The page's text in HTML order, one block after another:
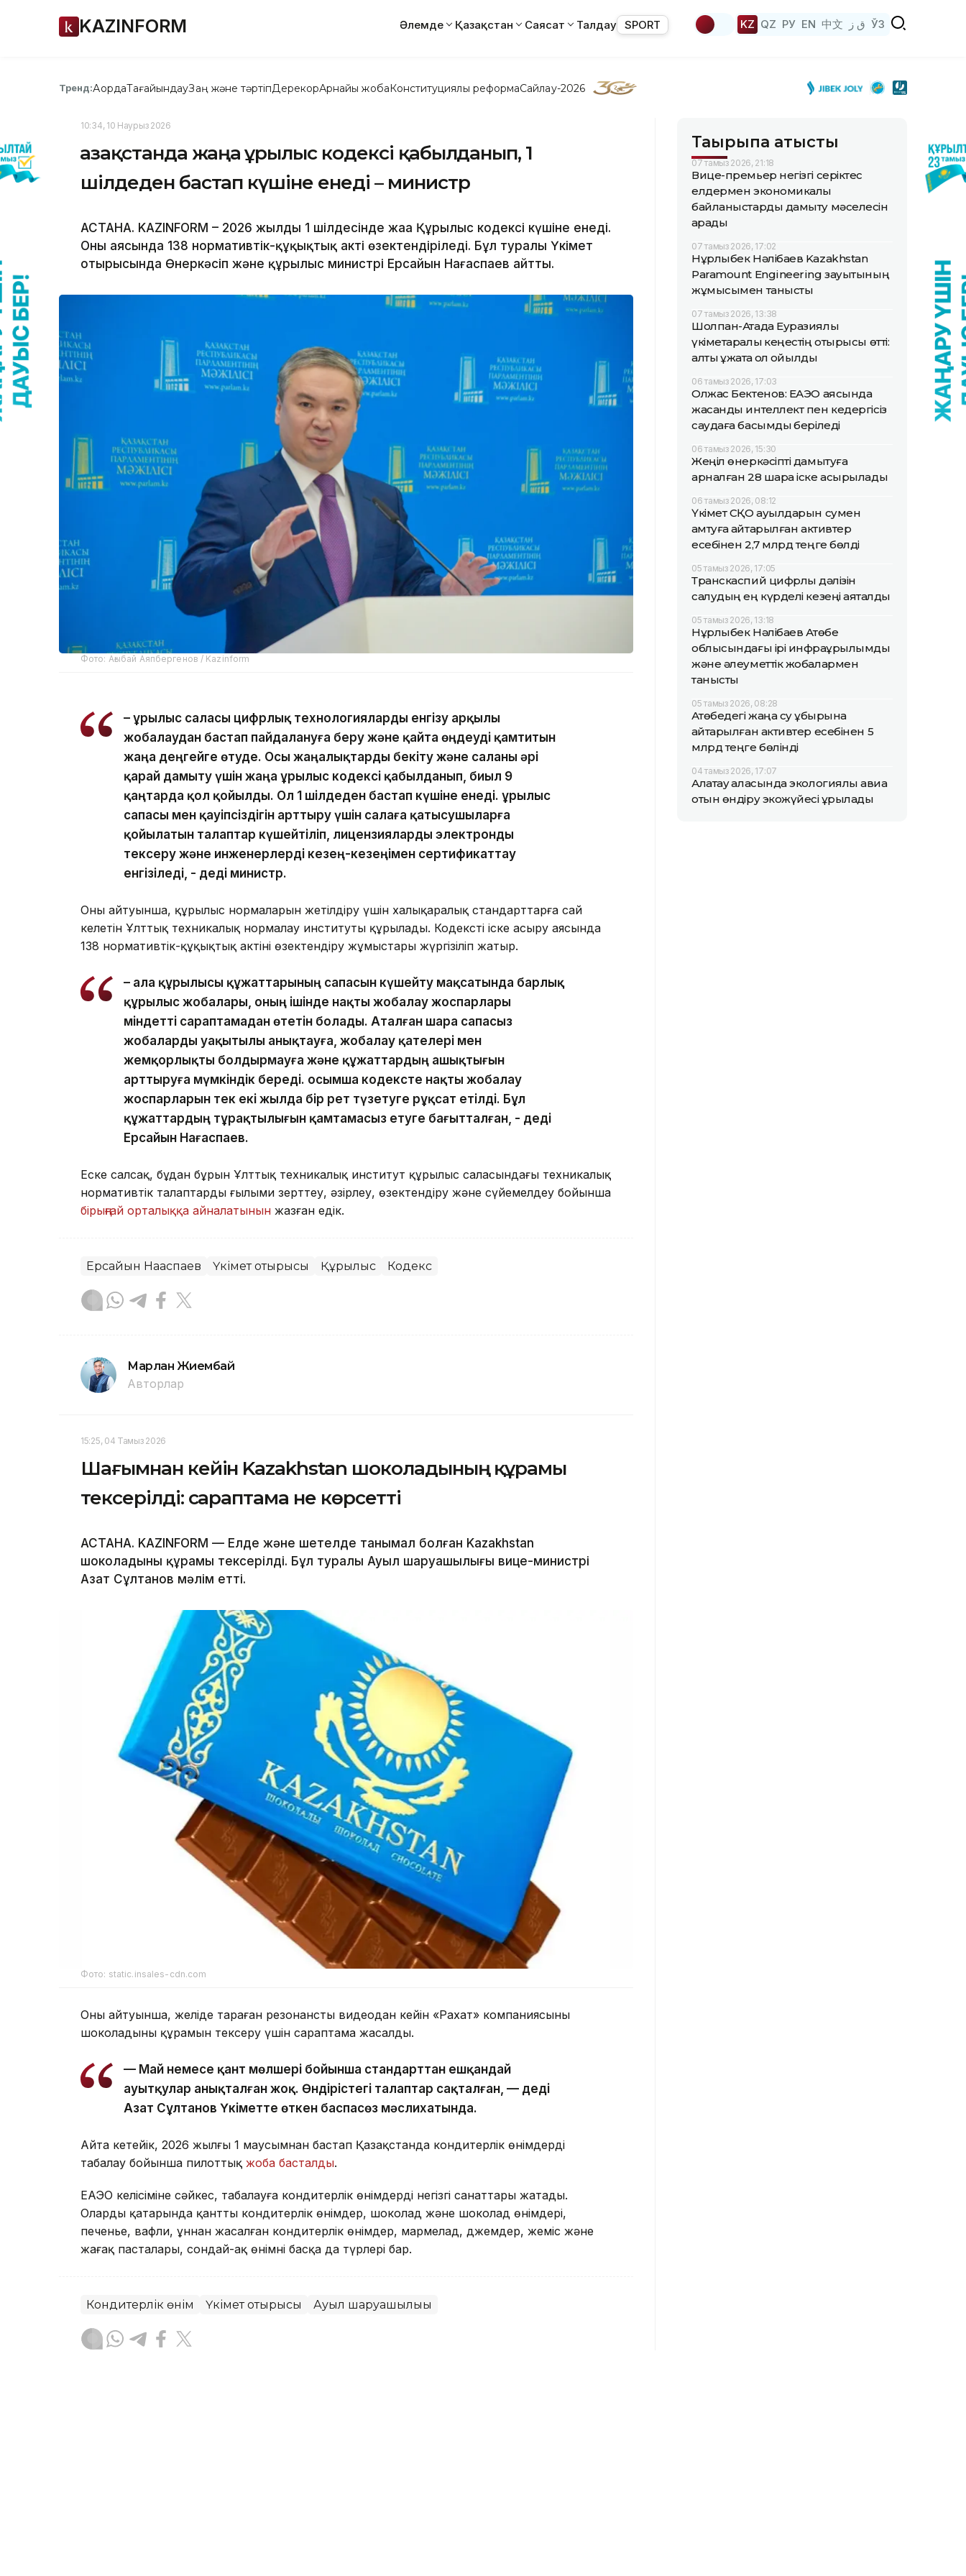
KAZINFORM Әлемде Қазақстан Саясат Талдау SPORT KZ QZ РУ EN 中文 ق ز ЎЗ
Тренд:АқордаТағайындауЗаң және тәртіпДерекқорАрнайы жобаКонституциялық реформаСайлау-2026
10:34, 10 Наурыз 2026
Қазақстанда жаңа Құрылыс кодексі қабылданып, 1
шілдеден бастап күшіне енеді – министр
АСТАНА. KAZINFORM – 2026 жылдың 1 шілдесінде жаңа Құрылыс кодексі күшіне енеді.
Оның аясында 138 нормативтік-құқықтық акті өзектендіріледі. Бұл туралы Үкімет
отырысында Өнеркәсіп және құрылыс министрі Ерсайын Нағаспаев айтты.
Фото: Ағыбай Аяпбергенов / Kazinform
– Құрылыс саласы цифрлық технологияларды енгізу арқылы
жобалаудан бастап пайдалануға беру және қайта өңдеуді қамтитын
жаңа деңгейге өтуде. Осы жаңалықтарды бекіту және саланы әрі
қарай дамыту үшін жаңа Құрылыс кодексі қабылданып, биыл 9
қаңтарда қол қойылды. Ол 1 шілдеден бастап күшіне енеді. Құрылыс
сапасы мен қауіпсіздігін арттыру үшін салаға қатысушыларға
қойылатын талаптар күшейтіліп, лицензияларды электронды
тексеру және инженерлерді кезең-кезеңімен сертификаттау
енгізіледі, - деді министр.
Оның айтуынша, құрылыс нормаларын жетілдіру үшін халықаралық стандарттарға сай
келетін Ұлттық техникалық нормалау институты құрылады. Кодексті іске асыру аясында
138 нормативтік-құқықтық актіні өзектендіру жұмыстары жүргізіліп жатыр.
– Қала құрылысы құжаттарының сапасын күшейту мақсатында барлық
құрылыс жобалары, оның ішінде нақты жобалау жоспарлары
міндетті сараптамадан өтетін болады. Аталған шара сапасыз
жобаларды уақытылы анықтауға, жобалау қателері мен
жемқорлықты болдырмауға және құжаттардың ашықтығын
арттыруға мүмкіндік береді. Қосымша кодексте нақты жобалау
жоспарларын тек екі жылда бір рет түзетуге рұқсат етілді. Бұл
құжаттардың тұрақтылығын қамтамасыз етуге бағытталған, - деді
Ерсайын Нағаспаев.
Еске салсақ, бұдан бұрын Ұлттық техникалық институт құрылыс саласындағы техникалық
нормативтік талаптарды ғылыми зерттеу, әзірлеу, өзектендіру және сүйемелдеу бойынша
бірыңғай орталыққа айналатынын жазған едік.
Ерсайын Нағаспаев Үкімет отырысы Құрылыс Кодекс
Марлан Жиембай
Авторлар
15:25, 04 Тамыз 2026
Шағымнан кейін Kazakhstan шоколадының құрамы
тексерілді: сараптама не көрсетті
АСТАНА. KAZINFORM — Елде және шетелде танымал болған Kazakhstan
шоколадының құрамы тексерілді. Бұл туралы Ауыл шаруашылығы вице-министрі
Азат Сұлтанов мәлім етті.
Фото: static.insales-cdn.com
Оның айтуынша, желіде тараған резонансты видеодан кейін «Рахат» компаниясының
шоколадының құрамын тексеру үшін сараптама жасалды.
— Май немесе қант мөлшері бойынша стандарттан ешқандай
ауытқулар анықталған жоқ. Өндірістегі талаптар сақталған, — деді
Азат Сұлтанов Үкіметте өткен баспасөз мәслихатында.
Айта кетейік, 2026 жылғы 1 маусымнан бастап Қазақстанда кондитерлік өнімдерді
таңбалау бойынша пилоттық жоба басталды.
ЕАЭО келісіміне сәйкес, таңбалауға кондитерлік өнімдердің негізгі санаттары жатады.
Олардың қатарында қантты кондитерлік өнімдер, шоколад және шоколад өнімдері,
печенье, вафли, ұннан жасалған кондитерлік өнімдер, мармелад, джемдер, жеміс және
жаңғақ пасталары, сондай-ақ өнімнің басқа да түрлері бар.
Кондитерлік өнім Үкімет отырысы Ауыл шаруашылығы
Тақырыпқа қатысты
07 тамыз 2026, 21:18
Вице-премьер негізгі серіктес
елдермен экономикалық
байланыстарды дамыту мәселесін
қарады
07 тамыз 2026, 17:02
Нұрлыбек Нәлібаев Kazakhstan
Paramount Engineering зауытының
жұмысымен танысты
07 тамыз 2026, 13:38
Шолпан-Атада Еуразиялық
үкіметаралық кеңестің отырысы өтті:
алты құжатқа қол қойылды
06 тамыз 2026, 17:03
Олжас Бектенов: ЕАЭО аясында
жасанды интеллект пен кедергісіз
саудаға басымдық беріледі
06 тамыз 2026, 15:30
Жеңіл өнеркәсіпті дамытуға
арналған 28 шара іске асырылады
06 тамыз 2026, 08:12
Үкімет СҚО ауылдарын сумен
қамтуға қайтарылған активтер
есебінен 2,7 млрд теңге бөлді
05 тамыз 2026, 17:05
Транскаспий цифрлық дәлізін
салудың ең күрделі кезеңі аяқталды
05 тамыз 2026, 13:18
Нұрлыбек Нәлібаев Ақтөбе
облысындағы ірі инфрақұрылымдық
және әлеуметтік жобалармен
танысты
05 тамыз 2026, 08:28
Ақтөбедегі жаңа су құбырына
қайтарылған активтер есебінен 5
млрд теңге бөлінді
04 тамыз 2026, 17:07
Алатау қаласында экологиялық авиа
отын өндіру экожүйесі құрылады